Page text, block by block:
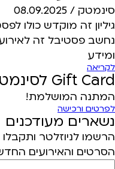
סינמטק / 08.09.2025
נחשב פסטיבל זה
ומידע
לקריאה
Gift Card לסינמטק תל אביב
המתנה המושלמת!
לפרטים ורכישה
נשארים מעודכנים
הרשמו לניוזלטר
הסרטים והאירועים